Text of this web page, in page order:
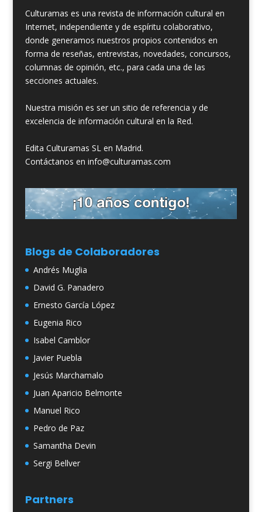
Culturamas es una revista de información cultural en
Internet, independiente y de espíritu colaborativo,
donde generamos nuestros propios contenidos en
forma de reseñas, entrevistas, novedades, concursos,
columnas de opinión, etc., para cada una de las
secciones actuales.
Nuestra misión es ser un sitio de referencia y de
excelencia de información cultural en la Red.
Edita Culturamas SL en Madrid.
Contáctanos en info@culturamas.com
Blogs de Colaboradores
Andrés Muglia
David G. Panadero
Ernesto García López
Eugenia Rico
Isabel Camblor
Javier Puebla
Jesús Marchamalo
Juan Aparicio Belmonte
Manuel Rico
Pedro de Paz
Samantha Devin
Sergi Bellver
Partners